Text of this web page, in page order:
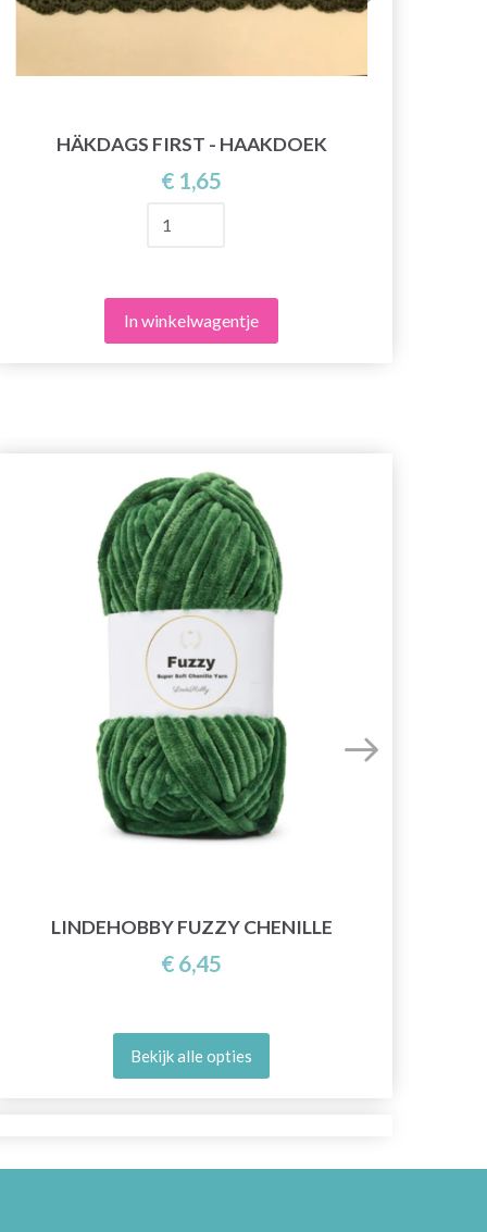
HÄKDAGS FIRST - HAAKDOEK
€ 1,65
In winkelwagentje
LINDEHOBBY FUZZY CHENILLE
€ 6,45
Bekijk alle opties